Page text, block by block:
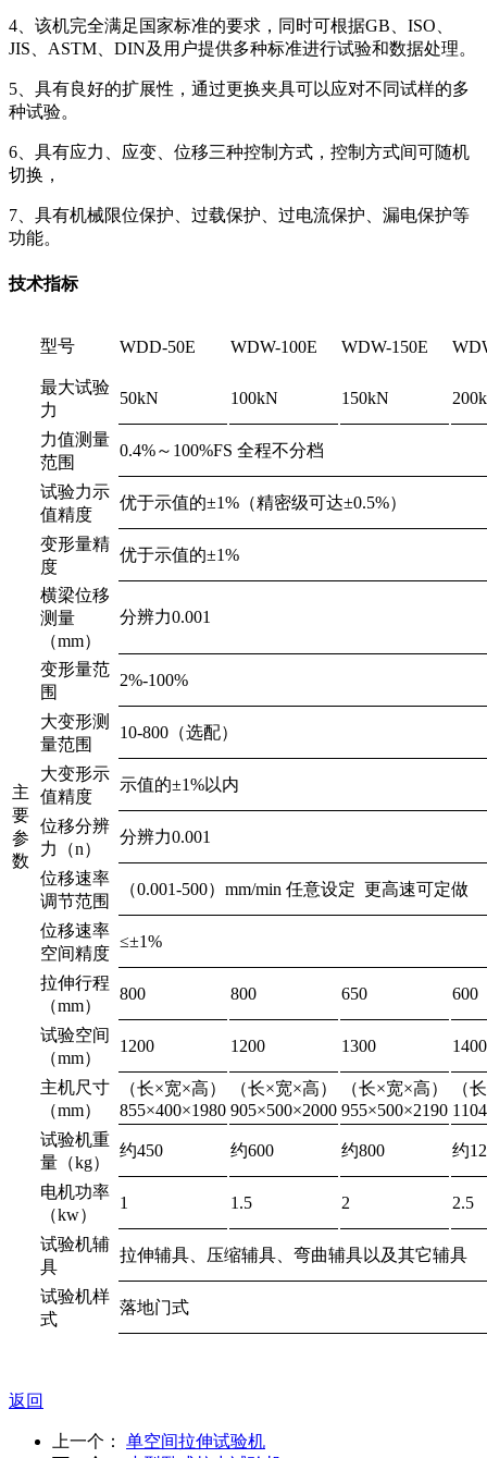
4、该机完全满足国家标准的要求，同时可根据GB、ISO、
JIS、ASTM、DIN及用户提供多种标准进行试验和数据处理。
5、具有良好的扩展性，通过更换夹具可以应对不同试样的多
种试验。
6、具有应力、应变、位移三种控制方式，控制方式间可随机
切换，
7、具有机械限位保护、过载保护、过电流保护、漏电保护等
功能。
技术指标
主
要
参
数
型号 WDD-50E WDW-100E WDW-150E
最大试验
力
50kN 100kN 150kN
力值测量
范围
0.4%～100%FS 全程不分档
试验力示
值精度
优于示值的±1%（精密级可达±0.5%）
变形量精
度
优于示值的±1%
横梁位移
测量
（mm）
分辨力0.001
变形量范
围
2%-100%
大变形测
量范围
10-800（选配）
大变形示
值精度
示值的±1%以内
位移分辨
力（n）
分辨力0.001
位移速率
调节范围
（0.001-500）mm/min 任意设定 更高速可定做
位移速率
空间精度
≤±1%
拉伸行程
（mm）
800 800 650 600
试验空间
（mm）
1200 1200 1300 1400
主机尺寸
（mm）
（长×宽×高）
855×400×1980
（长×宽×高）
905×500×2000
（长×宽×高）
955×500×2190
（
试验机重
量（kg）
约450 约600 约800 约
电机功率
（kw）
1 1.5 2 2.5
试验机辅
具
拉伸辅具、压缩辅具、弯曲辅具以及其它辅具
试验机样
式
落地门式
返回
上一个： 单空间拉伸试验机